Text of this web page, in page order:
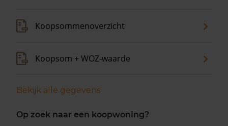
Koopsommenoverzicht
Koopsom + WOZ-waarde
Bekijk alle gegevens
Op zoek naar een koopwoning?